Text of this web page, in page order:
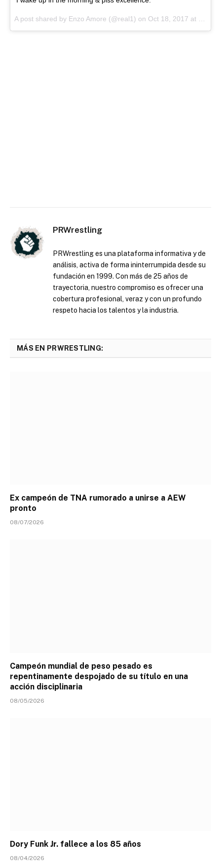
A post shared by Enzo Amore (@real1) on Oct 18, 2017 at 12:45pm PDT
PRWrestling
PRWrestling es una plataforma informativa y de
análisis, activa de forma ininterrumpida desde su
fundación en 1999. Con más de 25 años de
trayectoria, nuestro compromiso es ofrecer una
cobertura profesional, veraz y con un profundo
respeto hacia los talentos y la industria.
MÁS EN PRWRESTLING:
Ex campeón de TNA rumorado a unirse a AEW
pronto
08/07/2026
Campeón mundial de peso pesado es
repentinamente despojado de su título en una
acción disciplinaria
08/05/2026
Dory Funk Jr. fallece a los 85 años
08/04/2026